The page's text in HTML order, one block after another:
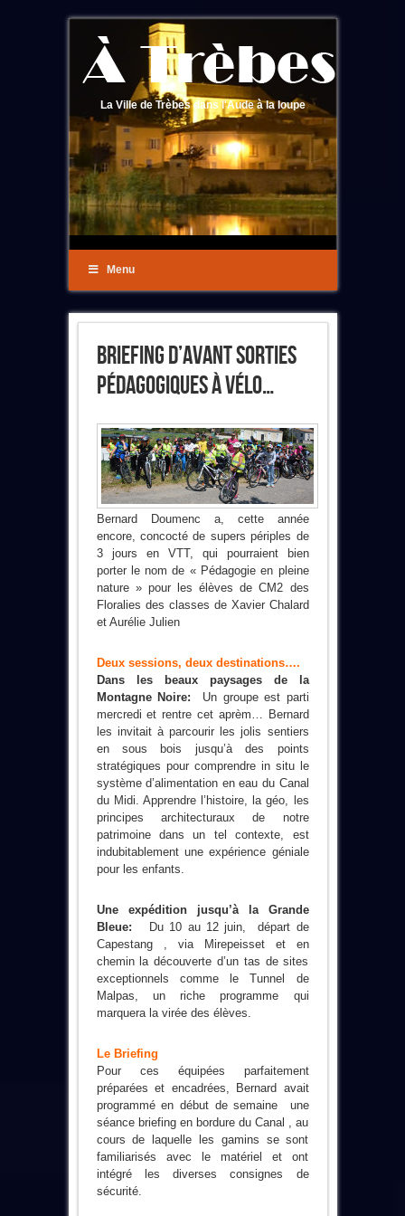
La Ville de Trèbes dans l'Aude à la loupe
Menu
Briefing D’avant Sorties
Pédagogiques À Vélo…
Bernard Doumenc a, cette année
encore, concocté de supers périples de
3 jours en VTT, qui pourraient bien
porter le nom de « Pédagogie en pleine
nature » pour les élèves de CM2 des
Floralies des classes de Xavier Chalard
et Aurélie Julien
Deux sessions, deux destinations….
Dans les beaux paysages de la
Montagne Noire: Un groupe est parti
mercredi et rentre cet aprèm… Bernard
les invitait à parcourir lesjolis sentiers
en sous bois jusqu’à des points
stratégiques pour comprendre in situ le
système d’alimentation en eau du Canal
du Midi. Apprendre l’histoire, la géo, les
principes architecturaux de notre
patrimoine dans un tel contexte, est
indubitablement une expérience géniale
pour les enfants.
Une expédition jusqu’à la Grande
Bleue: Du 10 au 12 juin, départ de
Capestang , via Mirepeisset et en
chemin la découverte d’un tas de sites
exceptionnels comme le Tunnel de
Malpas, un riche programme qui
marquera la virée des élèves.
Le Briefing
Pour ces équipées parfaitement
préparées et encadrées, Bernard avait
programmé en début de semaine une
séance briefing en bordure du Canal , au
cours de laquelle les gamins se sont
familiarisés avec le matériel et ont
intégré les diverses consignes de
sécurité.